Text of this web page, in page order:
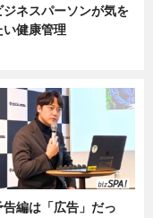
ジネスパーソンが気を
い健康管理
告編は「広告」だっ